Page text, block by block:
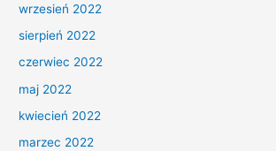
wrzesień 2022
sierpień 2022
czerwiec 2022
maj 2022
kwiecień 2022
marzec 2022